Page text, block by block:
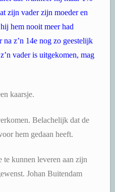
zijn vader zijn moeder en
hem nooit meer had
z’n 14e nog zo geestelijk
vader is uitgekomen, mag
kaarsje.
Belachelijk dat de
hem gedaan heeft.
te kunnen leveren aan zijn
Johan Buitendam